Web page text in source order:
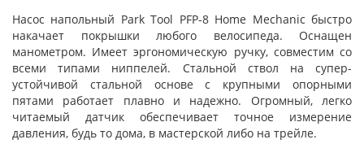
Насос напольный Park Tool PFP-8 Home Mechanic быстро
накачает покрышки любого велосипеда. Оснащен
манометром. Имеет эргономическую ручку, совместим со
всеми типами ниппелей. Стальной ствол на супер-
устойчивой стальной основе с крупными опорными
пятами работает плавно и надежно. Огромный, легко
читаемый датчик обеспечивает точное измерение
давления, будь то дома, в мастерской либо на трейле.